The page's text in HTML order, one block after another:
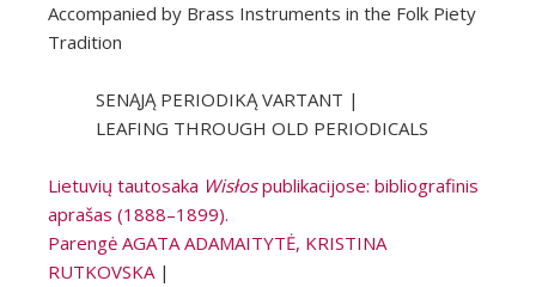
Accompanied by Brass Instruments in the Folk Piety
Tradition
SENĄJĄ PERIODIKĄ VARTANT |
LEAFING THROUGH OLD PERIODICALS
Lietuvių tautosaka Wisłospublikacijose: bibliografinis
aprašas (1888–1899).
Parengė AGATA ADAMAITYTĖ, KRISTINA
RUTKOVSKA|